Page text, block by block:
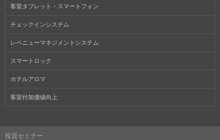
客室タブレット・スマートフォン
チェックインシステム
レベニューマネジメントシステム
スマートロック
ホテルアロマ
客室付加価値向上
投資セミナー